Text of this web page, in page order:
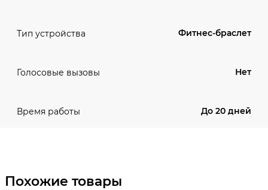
Тип устройства Фитнес-браслет
Голосовые вызовы Нет
Время работы До 20 дней
Похожие товары